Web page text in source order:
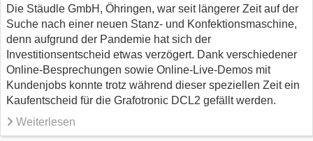
Die Stäudle GmbH, Öhringen, war seit längerer Zeit auf der
Suche nach einer neuen Stanz- und Konfektionsmaschine,
denn aufgrund der Pandemie hat sich der
Investitionsentscheid etwas verzögert. Dank verschiedener
Online-Besprechungen sowie Online-Live-Demos mit
Kundenjobs konnte trotz während dieser speziellen Zeit ein
Kaufentscheid für die Grafotronic DCL2 gefällt werden.
Weiterlesen